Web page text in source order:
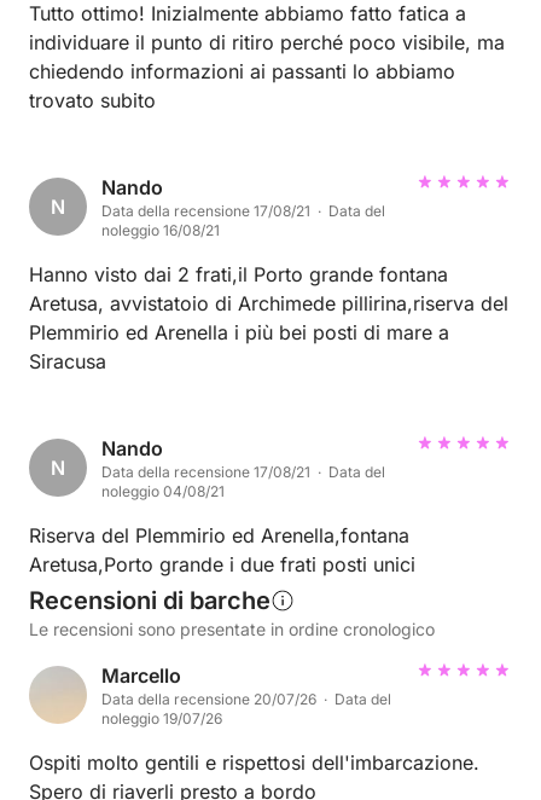
Tutto ottimo! Inizialmente abbiamo fatto fatica a
individuare il punto di ritiro perché poco visibile, ma
chiedendo informazioni ai passanti lo abbiamo
trovato subito
N
Nando
Data della recensione 17/08/21 · Data del
noleggio 16/08/21
Hanno visto dai 2 frati,il Porto grande fontana
Aretusa, avvistatoio di Archimede pillirina,riserva del
Plemmirio ed Arenella i più bei posti di mare a
Siracusa
N
Nando
Data della recensione 17/08/21 · Data del
noleggio 04/08/21
Riserva del Plemmirio ed Arenella,fontana
Aretusa,Porto grande i due frati posti unici
Recensioni di barche
Le recensioni sono presentate in ordine cronologico
Marcello
Data della recensione 20/07/26 · Data del
noleggio 19/07/26
Ospiti molto gentili e rispettosi dell'imbarcazione.
Spero di riaverli presto a bordo